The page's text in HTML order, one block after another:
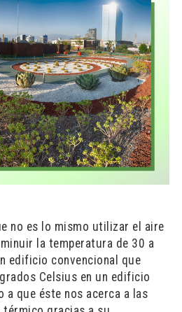
no es lo mismo utilizar el aire
la temperatura de 30 a
edificio convencional que
Celsius en un edificio
a que éste nos acerca a las